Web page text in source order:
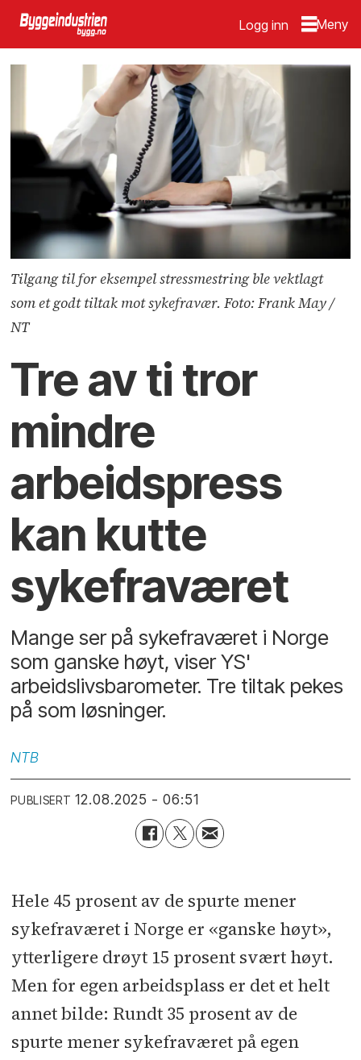
Logg inn
Tilgang til for eksempel stressmestring ble vektlagt
som et godt tiltak mot sykefravær. Foto: Frank May /
NT
Tre av ti tror
mindre
arbeidspress
kan kutte
sykefraværet
Mange ser på sykefraværet i Norge
som ganske høyt, viser YS'
arbeidslivsbarometer. Tre tiltak pekes
på som løsninger.
NTB
PUBLISERT 12.08.2025 - 06:51
Hele 45 prosent av de spurte mener
sykefraværet i Norge er «ganske høyt»,
ytterligere drøyt 15 prosent svært høyt.
Men for egen arbeidsplass er det et helt
annet bilde: Rundt 35 prosent av de
spurte mener sykefraværet på egen